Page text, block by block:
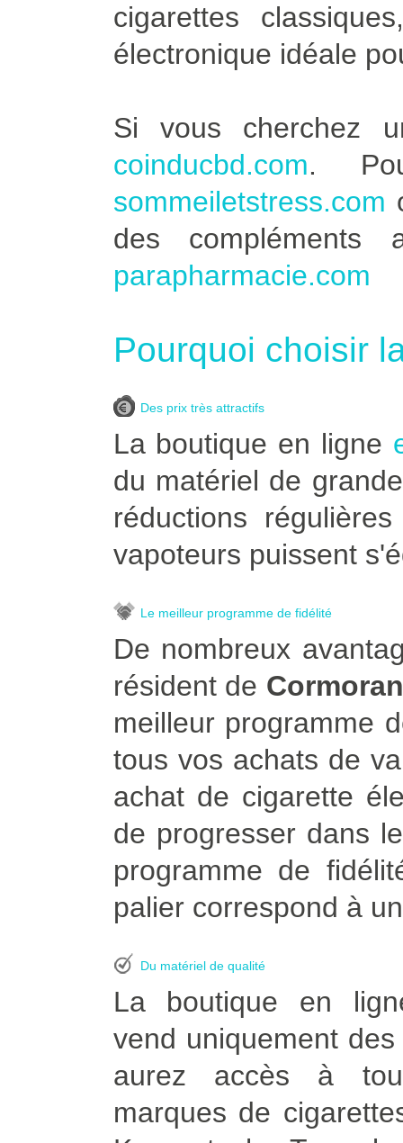
cigarettes
électronique idéale
Si vous cherchez
coinducbd.com.
sommeiletstress.com
des compléments
parapharmacie.com
Pourquoi choisir
Des prix très attractifs
La boutique en ligne
du matériel de
réductions
vapoteurs puissent
Le meilleur programme de fidélité
De nombreux
résident de
meilleur programme
tous vos achats de
achat de cigarette
de progresser dans
programme de
palier correspond à
Du matériel de qualité
La boutique en
vend uniquement
aurez accès à
marques de